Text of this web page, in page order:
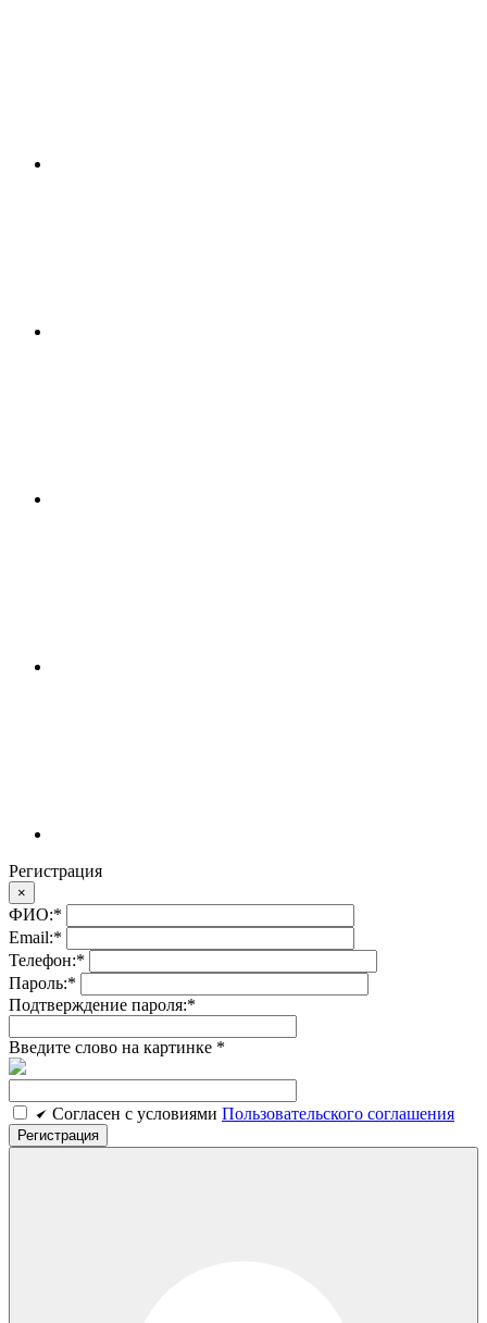
Регистрация
×
ФИО:*
Email:*
Телефон:*
Пароль:*
Подтверждение пароля:*
Введите слово на картинке *
Cогласен c условиями Пользовательского соглашения